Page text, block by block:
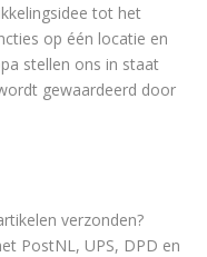
tot het
op één locatie en
stellen ons in staat
gewaardeerd door
verzonden?
PostNL, UPS, DPD en